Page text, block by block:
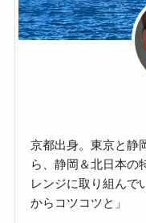
京都出身。東京と静
ら、静岡＆北日本の
レンジに取り組んで
からコツコツと」